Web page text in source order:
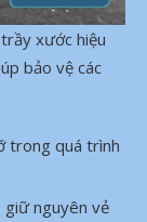
xước hiệu
bảo vệ các
trong quá trình
giữ nguyên vẻ